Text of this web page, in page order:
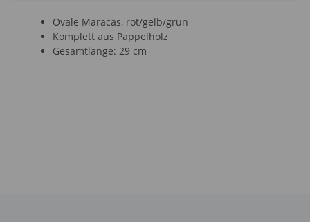
Ovale Maracas, rot/gelb/grün
Komplett aus Pappelholz
Gesamtlänge: 29 cm